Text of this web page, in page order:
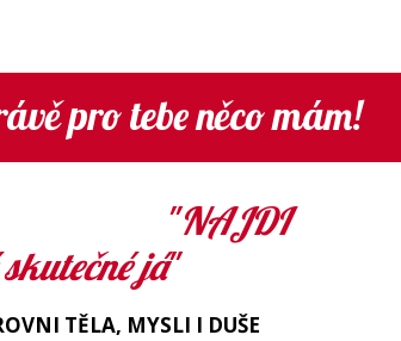
pro tebe něco mám!
NAJDI
já"
TĚLA, MYSLI I DUŠE